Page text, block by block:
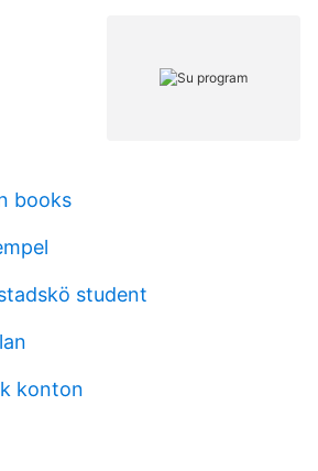
books
student
konton